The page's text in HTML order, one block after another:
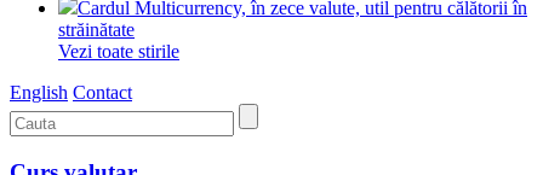
Cardul Multicurrency, în zece valute, util pentru călătorii în
străinătate
Vezi toate stirile
English Contact